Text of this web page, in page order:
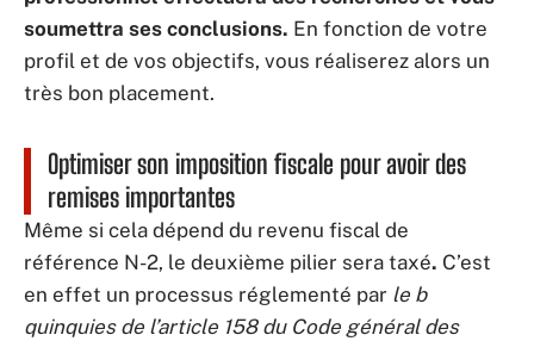
soumettra ses conclusions. En fonction de votre
profil et de vos objectifs, vous réaliserez alors un
très bon placement.
Optimiser son imposition fiscale pour avoir des
remises importantes
Même si cela dépend du revenu fiscal de
référence N-2, le deuxième pilier sera taxé. C’est
en effet un processus réglementé par le b
quinquies de l’article 158 du Code général des